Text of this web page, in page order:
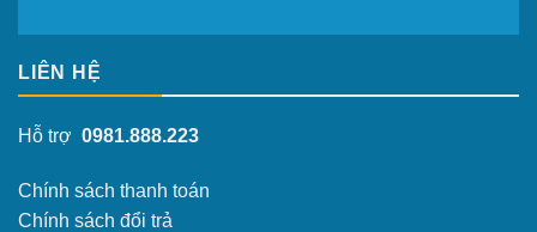
LIÊN HỆ
Hỗ trợ 0981.888.223
Chính sách thanh toán
Chính sách đổi trả